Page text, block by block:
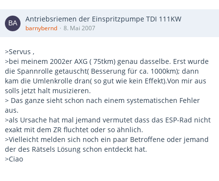
Antriebsriemen der Einspritzpumpe TDI 111KW
barnybernd 8. Mai 2007
>Servus ,
>bei meinem 2002er AXG ( 75tkm) genau dasselbe. Erst wurde
die Spannrolle getauscht( Besserung für ca. 1000km); dann
kam die Umlenkrolle dran( so gut wie kein Effekt).Von mir aus
solls jetzt halt musizieren.
> Das ganze sieht schon nach einem systematischen Fehler
aus.
>als Ursache hat mal jemand vermutet dass das ESP-Rad nicht
exakt mit dem ZR fluchtet oder so ähnlich.
>Vielleicht melden sich noch ein paar Betroffene oder jemand
der des Rätsels Lösung schon entdeckt hat.
>Ciao